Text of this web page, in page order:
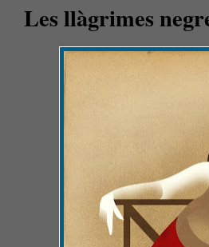
Les llàgrimes